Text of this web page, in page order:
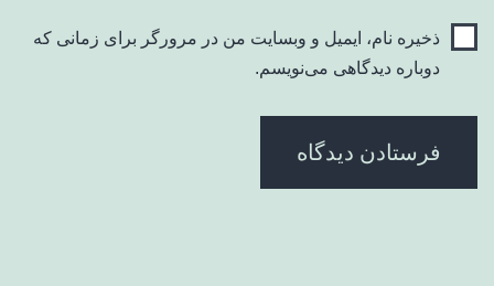
ذخیره نام، ایمیل و وبسایت من در مرورگر برای زمانی که
دوباره دیدگاهی می‌نویسم.